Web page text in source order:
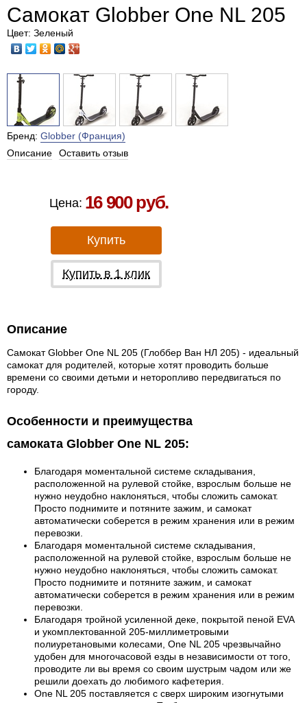
Cамокат Globber One NL 205
Цвет: Зеленый
Бренд: Globber (Франция)
Описание
Оставить отзыв
Цена: 16 900 руб.
Купить
Купить в 1 клик
Описание
Cамокат Globber One NL 205 (Глоббер Ван НЛ 205) - идеальный
самокат для родителей, которые хотят проводить больше
времени со своими детьми и неторопливо передвигаться по
городу.
Особенности и преимущества
самоката Globber One NL 205:
Благодаря моментальной системе складывания,
расположенной на рулевой стойке, взрослым больше не
нужно неудобно наклоняться, чтобы сложить самокат.
Просто поднимите и потяните зажим, и самокат
автоматически соберется в режим хранения или в режим
перевозки.
Благодаря моментальной системе складывания,
расположенной на рулевой стойке, взрослым больше не
нужно неудобно наклоняться, чтобы сложить самокат.
Просто поднимите и потяните зажим, и самокат
автоматически соберется в режим хранения или в режим
перевозки.
Благодаря тройной усиленной деке, покрытой пеной EVA
и укомплектованной 205-миллиметровыми
полиуретановыми колесами, One NL 205 чрезвычайно
удобен для многочасовой езды в независимости от того,
проводите ли вы время со своим шустрым чадом или же
решили доехать до любимого кафетерия.
One NL 205 поставляется с сверх широким изогнутыми